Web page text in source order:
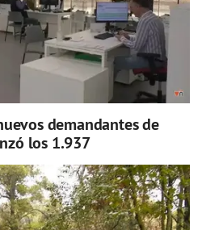
demandantes de
los 1.937